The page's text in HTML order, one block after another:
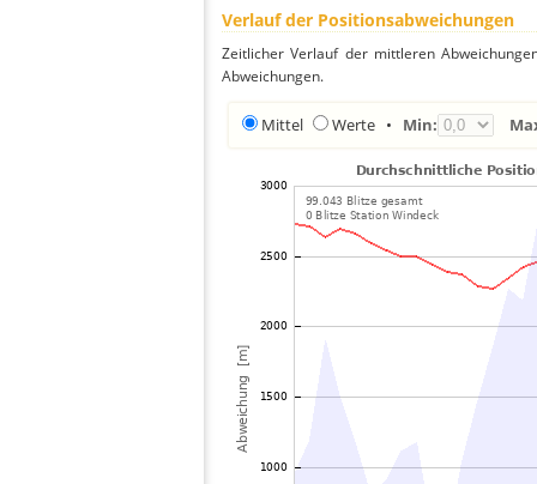
Verlauf der Positionsabweichungen
Zeitlicher Verlauf der mittleren
Abweichungen.
Mittel Werte • Min: